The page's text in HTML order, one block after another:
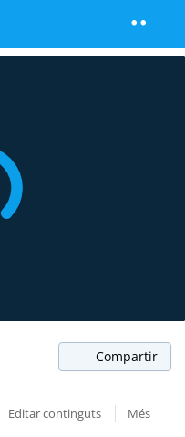
Compartir
Editar continguts
Més